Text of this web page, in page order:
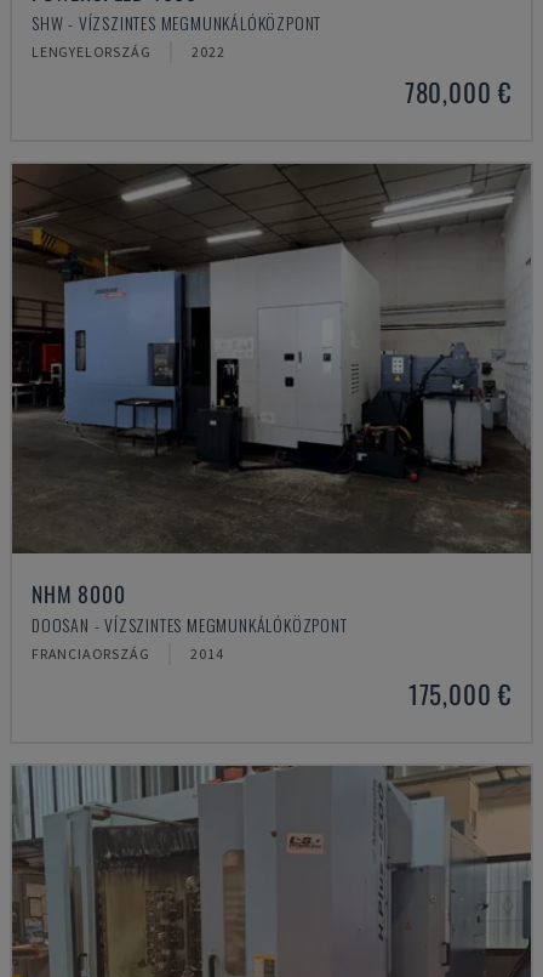
SHW - VÍZSZINTES MEGMUNKÁLÓKÖZPONT
LENGYELORSZÁG 2022
780,000 €
NHM 8000
DOOSAN - VÍZSZINTES MEGMUNKÁLÓKÖZPONT
FRANCIAORSZÁG 2014
175,000 €